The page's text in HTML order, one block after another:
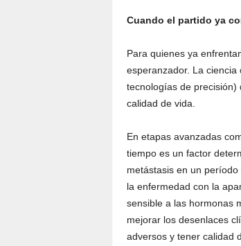
Cuando el partido ya
Para quienes ya
esperanzador. La
tecnologías de precisión)
calidad de vida.
En etapas avanzadas
tiempo es un factor
metástasis en un
la enfermedad con la
sensible a las hormonas
mejorar los desenlaces
adversos y tener calidad